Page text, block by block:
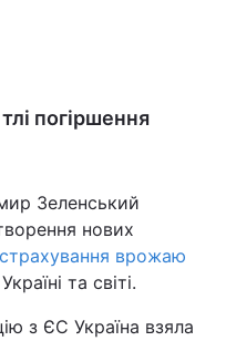
погіршення
Зеленський
нових
врожаю
та світі.
з ЄС Україна взяла